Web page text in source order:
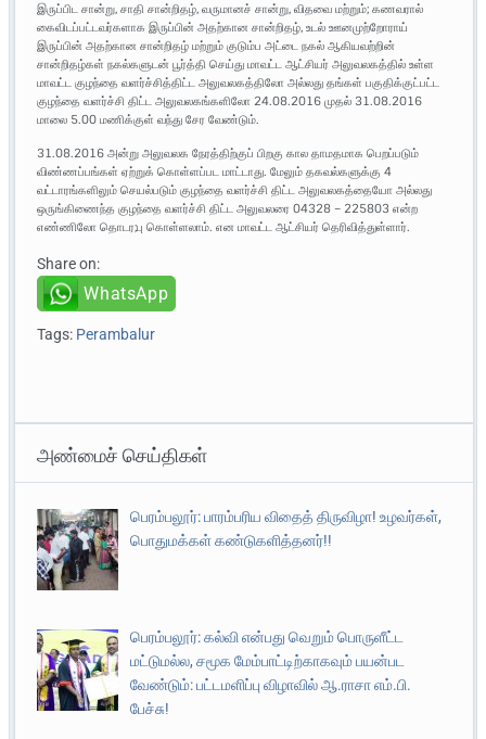
இருப்பிட சான்று, சாதி சான்றிதழ், வருமானச் சான்று, விதவை மற்றும்; கணவரால்
கைவிடப்பட்டவர்களாக இருப்பின் அதற்கான சான்றிதழ், உடல் ஊனமுற்றோராய்
இருப்பின் அதற்கான சான்றிதழ் மற்றும் குடும்ப அட்டை நகல் ஆகியவற்றின்
சான்றிதழ்கள் நகல்களுடன் பூர்த்தி செய்து மாவட்ட ஆட்சியர் அலுவலகத்தில் உள்ள
மாவட்ட குழந்தை வளர்ச்சித்திட்ட அலுவலகத்திலோ அல்லது தங்கள் பகுதிக்குட்பட்ட
குழந்தை வளர்ச்சி திட்ட அலுவலகங்களிலோ 24.08.2016 முதல் 31.08.2016
மாலை 5.00 மணிக்குள் வந்து சேர வேண்டும்.
31.08.2016 அன்று அலுவலக நேரத்திற்குப் பிறகு கால தாமதமாக பெறப்படும்
விண்ணப்பங்கள் ஏற்றுக் கொள்ளப்பட மாட்டாது. மேலும் தகவல்களுக்கு 4
வட்டாரங்களிலும் செயல்படும் குழந்தை வளர்ச்சி திட்ட அலுவலகத்தையோ அல்லது
ஒருங்கிணைந்த குழந்தை வளர்ச்சி திட்ட அலுவலரை 04328 – 225803 என்ற
எண்ணிலோ தொடர;பு கொள்ளலாம். என மாவட்ட ஆட்சியர் தெரிவித்துள்ளார்.
Share on:
WhatsApp
Tags: Perambalur
அண்மைச் செய்திகள்
பெரம்பலூர்: பாரம்பரிய விதைத் திருவிழா! உழவர்கள்,
பொதுமக்கள் கண்டுகளித்தனர்!!
பெரம்பலூர்: கல்வி என்பது வெறும் பொருளீட்ட
மட்டுமல்ல, சமூக மேம்பாட்டிற்காகவும் பயன்பட
வேண்டும்: பட்டமளிப்பு விழாவில் ஆ.ராசா எம்.பி.
பேச்சு!